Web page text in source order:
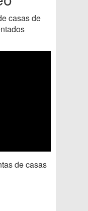
casas de
de casas